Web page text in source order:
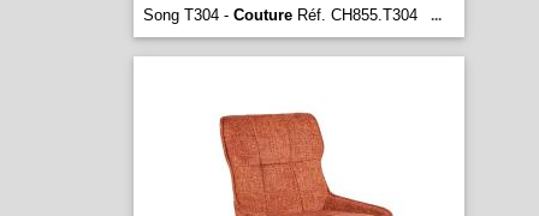
Song T304 - CoutureRéf. CH855.T304 ...